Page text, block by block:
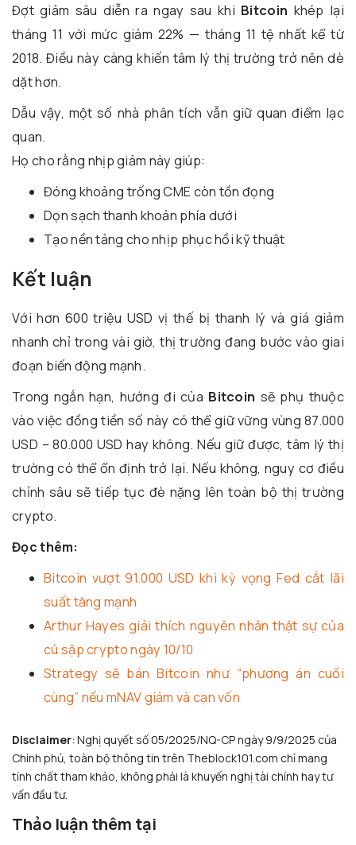
Đợt giảm sâu diễn ra ngay sau khi Bitcoin khép lại
tháng 11 với mức giảm 22% — tháng 11 tệ nhất kể từ
2018. Điều này càng khiến tâm lý thị trường trở nên dè
dặt hơn.
Dẫu vậy, một số nhà phân tích vẫn giữ quan điểm lạc
quan.
Họ cho rằng nhịp giảm này giúp:
Đóng khoảng trống CME còn tồn đọng
Dọn sạch thanh khoản phía dưới
Tạo nền tảng cho nhịp phục hồi kỹ thuật
Kết luận
Với hơn 600 triệu USD vị thế bị thanh lý và giá giảm
nhanh chỉ trong vài giờ, thị trường đang bước vào giai
đoạn biến động mạnh.
Trong ngắn hạn, hướng đi của Bitcoin sẽ phụ thuộc
vào việc đồng tiền số này có thể giữ vững vùng 87.000
USD – 80.000 USD hay không. Nếu giữ được, tâm lý thị
trường có thể ổn định trở lại. Nếu không, nguy cơ điều
chỉnh sâu sẽ tiếp tục đè nặng lên toàn bộ thị trường
crypto.
Đọc thêm:
Bitcoin vượt 91.000 USD khi kỳ vọng Fed cắt lãi
suất tăng mạnh
Arthur Hayes giải thích nguyên nhân thật sự của
cú sập crypto ngày 10/10
Strategy sẽ bán Bitcoin như “phương án cuối
cùng” nếu mNAV giảm và cạn vốn
Disclaimer: Nghị quyết số 05/2025/NQ-CP ngày 9/9/2025 của
Chính phủ, toàn bộ thông tin trên Theblock101.com chỉ mang
tính chất tham khảo, không phải là khuyến nghị tài chính hay tư
vấn đầu tư.
Thảo luận thêm tại